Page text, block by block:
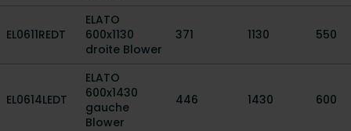
EL0611REDT
ELATO
600x1130
droite Blower
371 1130 550
EL0614LEDT
ELATO
600x1430
gauche
Blower
446 1430 600